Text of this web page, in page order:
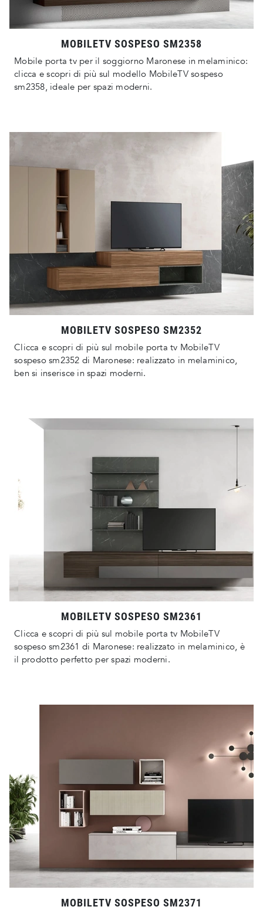
MOBILETV SOSPESO SM2358
Mobile porta tv per il soggiorno Maronese in melaminico:
clicca e scopri di più sul modello MobileTV sospeso
sm2358, ideale per spazi moderni.
MOBILETV SOSPESO SM2352
Clicca e scopri di più sul mobile porta tv MobileTV
sospeso sm2352 di Maronese: realizzato in melaminico,
ben si inserisce in spazi moderni.
MOBILETV SOSPESO SM2361
Clicca e scopri di più sul mobile porta tv MobileTV
sospeso sm2361 di Maronese: realizzato in melaminico, è
il prodotto perfetto per spazi moderni.
MOBILETV SOSPESO SM2371